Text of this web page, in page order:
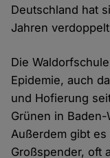
Deutschland hat
Jahren
Die
Epidemie, auch
und Hofierung
Grünen in
Außerdem gibt
Großspender, oft